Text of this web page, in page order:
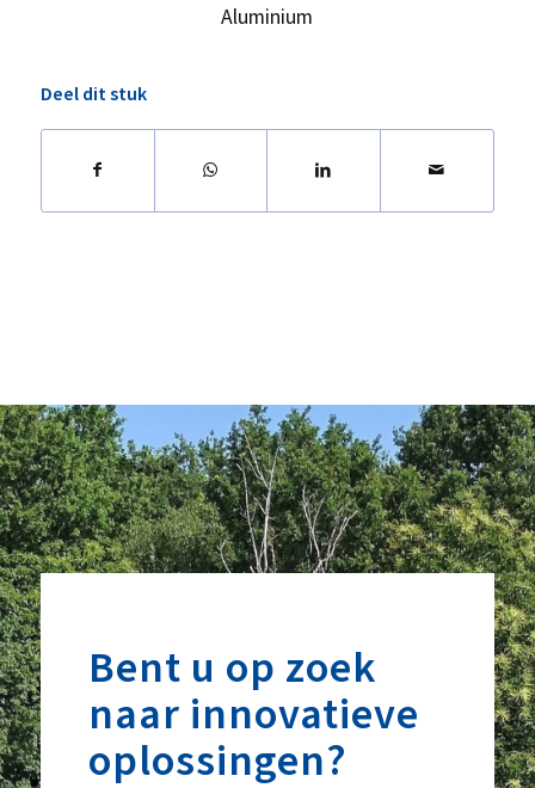
Aluminium
Deel dit stuk
Bent u op zoek
naar innovatieve
oplossingen?